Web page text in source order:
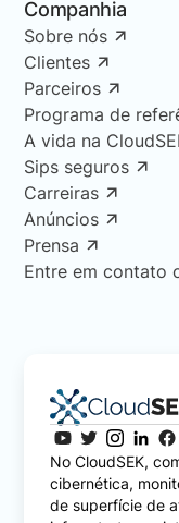
Companhia
Sobre nós
Clientes
Parceiros
Programa de
A vida na
Sips seguros
Carreiras
Anúncios
Prensa
Entre em contato
No CloudSEK,
cibernética,
de superfície de